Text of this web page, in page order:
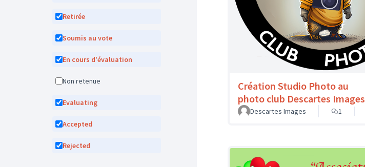
Retirée
Soumis au vote
En cours d'évaluation
Non retenue
Evaluating
Accepted
Rejected
Création Studio Photo au
photo club Descartes Images
Descartes Images
1